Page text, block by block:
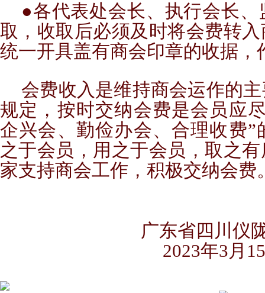
●各代表处会长、执行会长
取，收取后必须及时将会费转
统一开具盖有商会印章的收据，
会费收入是维持商会运作的
规定，按时交纳会费是会员应
企兴会、勤俭办会、合理收费
之于会员，用之于会员，取之
家支持商会工作，积极交纳会费
广东省四川仪
2023年3月